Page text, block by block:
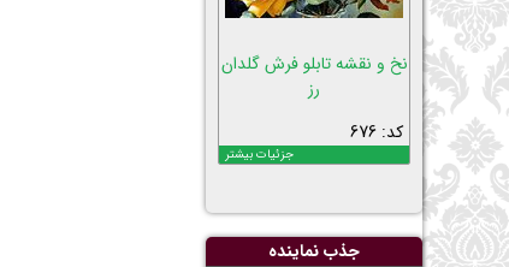
نخ و نقشه تابلو فرش گلدان
رز
کد: 676
جزئیات بیشتر
جذب نماينده